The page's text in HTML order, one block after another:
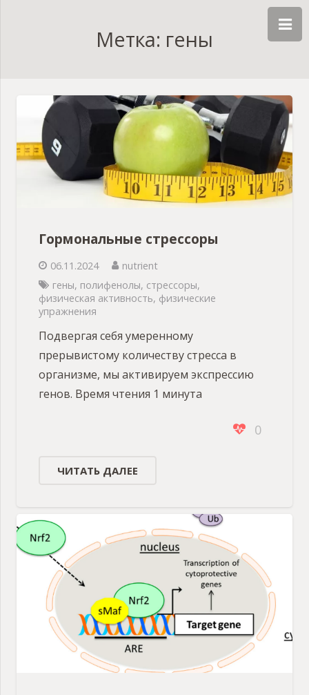
Метка: гены
Гормональные стрессоры
06.11.2024
nutrient
гены, полифенолы, стрессоры,
физическая активность, физические
упражнения
Подвергая себя умеренному
прерывистому количеству стресса в
организме, мы активируем экспрессию
генов. Время чтения 1 минута
0
ЧИТАТЬ ДАЛЕЕ